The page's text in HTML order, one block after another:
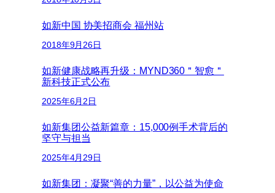
如新中国 协美招商会 福州站
2018年9月26日
如新健康战略再升级：MYND360＂智愈＂
新科技正式公布
2025年6月2日
如新集团公益新篇章：15,000例手术背后的
坚守与担当
2025年4月29日
如新集团：凝聚“善的力量”，以公益为使命